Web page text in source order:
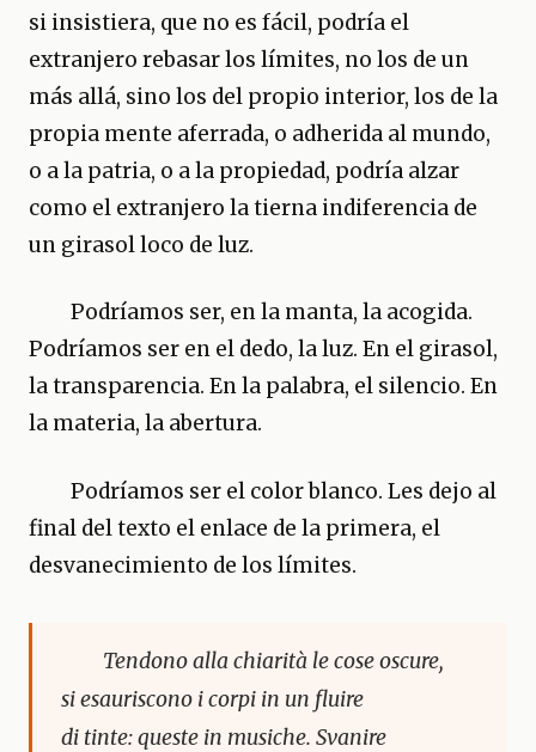
si insistiera, que no es fácil, podría el
extranjero rebasar los límites, no los de un
más allá, sino los del propio interior, los de la
propia mente aferrada, o adherida al mundo,
o a la patria, o a la propiedad, podría alzar
como el extranjero la tierna indiferencia de
un girasol loco de luz.
Podríamos ser, en la manta, la acogida.
Podríamos ser en el dedo, la luz. En el girasol,
la transparencia. En la palabra, el silencio. En
la materia, la abertura.
Podríamos ser el color blanco. Les dejo al
final del texto el enlace de la primera, el
desvanecimiento de los límites.
Tendono alla chiarità le cose oscure,
si esauriscono i corpi in un fluire
di tinte: queste in musiche. Svanire